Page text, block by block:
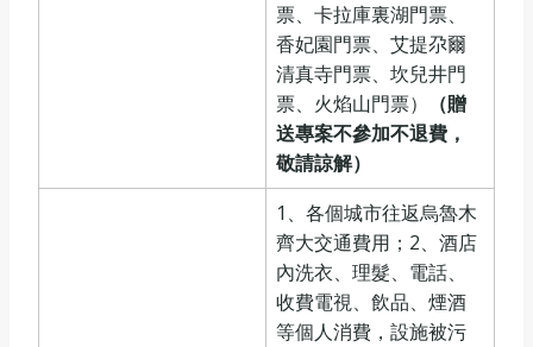
票、卡拉庫裏湖門票、
香妃園門票、艾提尕爾
清真寺門票、坎兒井門
票、火焰山門票）
（贈
送專案不參加不退費，
敬請諒解）
1、各個城市往返烏魯木
齊大交通費用；2、酒店
內洗衣、理髮、電話、
收費電視、飲品、煙酒
等個人消費，設施被污